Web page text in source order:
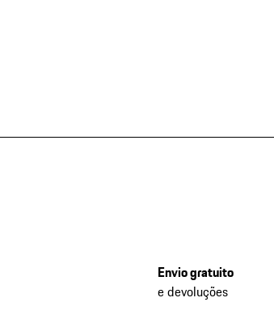
Envio gratuito
e devoluções